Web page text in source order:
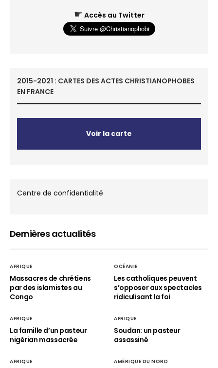
☛ Accès au Twitter
2015-2021 : CARTES DES ACTES CHRISTIANOPHOBES
EN FRANCE
Voir la carte
Centre de confidentialité
Dernières actualités
AFRIQUE
Massacres de chrétiens
par des islamistes au
Congo
OCÉANIE
Les catholiques peuvent
s’opposer aux spectacles
ridiculisant la foi
AFRIQUE
La famille d’un pasteur
nigérian massacrée
AFRIQUE
Soudan: un pasteur
assassiné
AFRIQUE AMÉRIQUE DU NORD